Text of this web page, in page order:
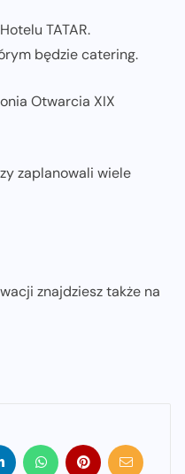
TATAR.
będzie catering.
Otwarcia XIX
zaplanowali wiele
znajdziesz także na